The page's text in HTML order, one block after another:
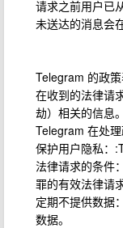
请求之前用户已
未送达的消息会
Telegram 的政
在收到的法律请
劫）相关的信息
Telegram 在处
保护用户隐私：
法律请求的条件
罪的有效法律请
定期不提供数据
数据。